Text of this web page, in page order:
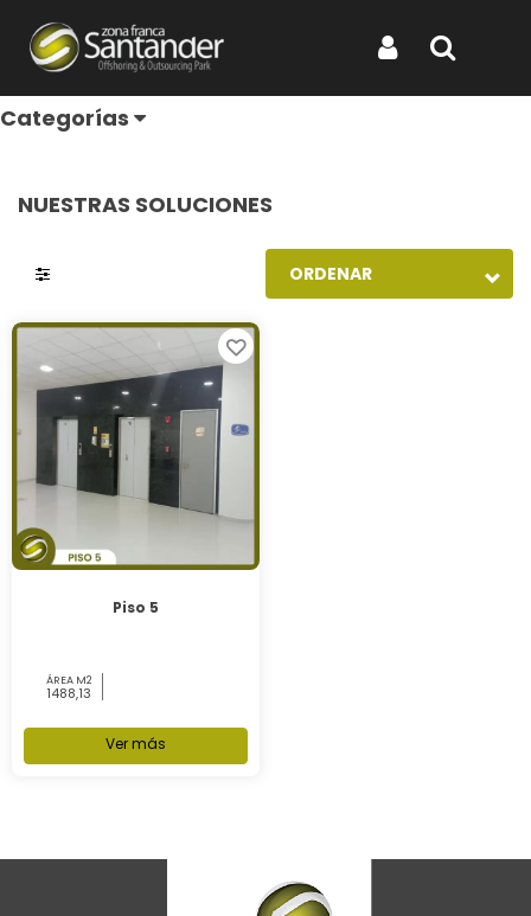
Categorías
Plantas
NUESTRAS SOLUCIONES
ORDENAR
Piso 5
ÁREA M2
1488,13
Ver más